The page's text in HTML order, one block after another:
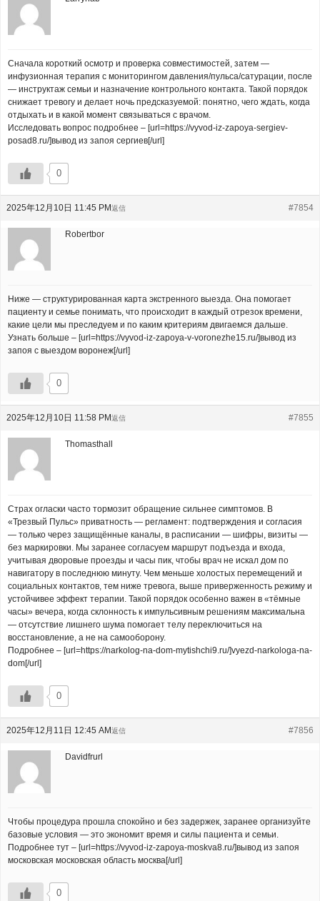
Сначала короткий осмотр и проверка совместимостей, затем —
инфузионная терапия с мониторингом давления/пульса/сатурации, после
— инструктаж семьи и назначение контрольного контакта. Такой порядок
снижает тревогу и делает ночь предсказуемой: понятно, чего ждать, когда
отдыхать и в какой момент связываться с врачом.
Исследовать вопрос подробнее – [url=https://vyvod-iz-zapoya-sergiev-
posad8.ru/]вывод из запоя сергиев[/url]
0
2025年12月10日 11:45 PM #7854
返信
Robertbor
Ниже — структурированная карта экстренного выезда. Она помогает
пациенту и семье понимать, что происходит в каждый отрезок времени,
какие цели мы преследуем и по каким критериям двигаемся дальше.
Узнать больше – [url=https://vyvod-iz-zapoya-v-voronezhe15.ru/]вывод из
запоя с выездом воронеж[/url]
0
2025年12月10日 11:58 PM #7855
返信
Thomasthall
Страх огласки часто тормозит обращение сильнее симптомов. В
«Трезвый Пульс» приватность — регламент: подтверждения и согласия
— только через защищённые каналы, в расписании — шифры, визиты —
без маркировки. Мы заранее согласуем маршрут подъезда и входа,
учитывая дворовые проезды и часы пик, чтобы врач не искал дом по
навигатору в последнюю минуту. Чем меньше холостых перемещений и
социальных контактов, тем ниже тревога, выше приверженность режиму и
устойчивее эффект терапии. Такой порядок особенно важен в «тёмные
часы» вечера, когда склонность к импульсивным решениям максимальна
— отсутствие лишнего шума помогает телу переключиться на
восстановление, а не на самооборону.
Подробнее – [url=https://narkolog-na-dom-mytishchi9.ru/]vyezd-narkologa-na-
dom[/url]
0
2025年12月11日 12:45 AM #7856
返信
Davidfrurl
Чтобы процедура прошла спокойно и без задержек, заранее организуйте
базовые условия — это экономит время и силы пациента и семьи.
Подробнее тут – [url=https://vyvod-iz-zapoya-moskva8.ru/]вывод из запоя
московская московская область москва[/url]
0